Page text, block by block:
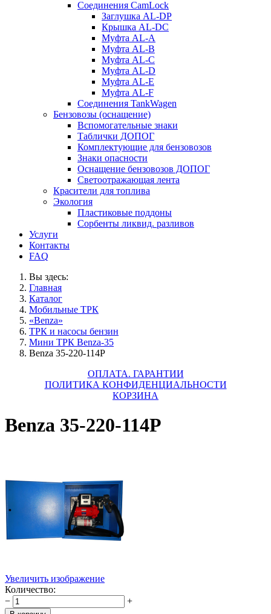
Соединения CamLock
Заглушка AL-DP
Крышка AL-DC
Муфта AL-A
Муфта AL-B
Муфта AL-C
Муфта AL-D
Муфта AL-E
Муфта AL-F
Соединения TankWagen
Бензовозы (оснащение)
Вспомогательные знаки
Таблички ДОПОГ
Комплектующие для бензовозов
Знаки опасности
Оснащение бензовозов ДОПОГ
Светоотражающая лента
Красители для топлива
Экология
Пластиковые поддоны
Сорбенты ликвид. разливов
Услуги
Контакты
FAQ
Вы здесь:
Главная
Каталог
Мобильные ТРК
«Benza»
ТРК и насосы бензин
Мини ТРК Benza-35
Benza 35-220-114Р
ОПЛАТА. ГАРАНТИИ
ПОЛИТИКА КОНФИДЕНЦИАЛЬНОСТИ
КОРЗИНА
Benza 35-220-114Р
Увеличить изображение
Количество:
−
+